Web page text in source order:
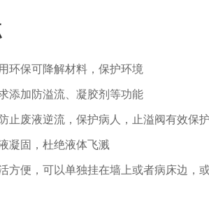
环保可降解材料，保护环境
添加防溢流、凝胶剂等功能
止废液逆流，保护病人，止溢阀有效保
凝固，杜绝液体飞溅
方便，可以单独挂在墙上或者病床边，